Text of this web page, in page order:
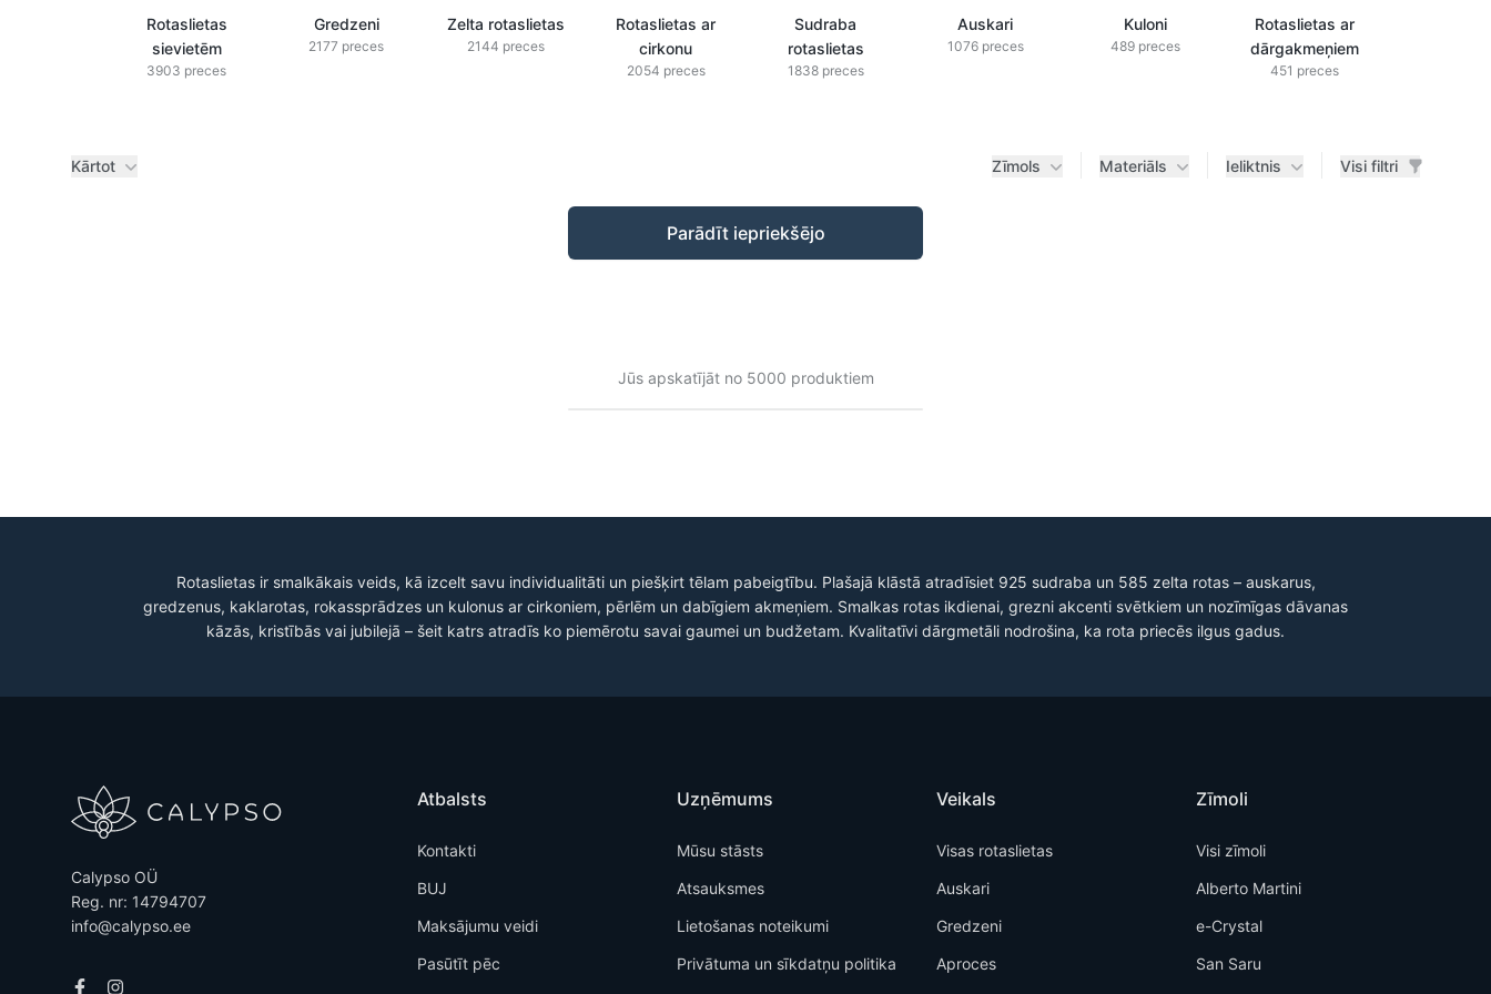
Rotaslietas
sievietēm
3903 preces
Gredzeni
2177 preces
Zelta rotaslietas
2144 preces
Rotaslietas ar
cirkonu
2054 preces
Sudraba
rotaslietas
1838 preces
Auskari
1076 preces
Kuloni
489 preces
Rotaslietas ar
dārgakmeņiem
451 preces
Rotaslietas ir smalkākais veids, kā izcelt savu individualitāti un piešķirt tēlam pabeigtību. Plašajā klāstā atradīsiet 925 sudraba un 585 zelta rotas – auskarus,
gredzenus, kaklarotas, rokassprādzes un kulonus ar cirkoniem, pērlēm un dabīgiem akmeņiem. Smalkas rotas ikdienai, grezni akcenti svētkiem un nozīmīgas dāvanas
kāzās, kristībās vai jubilejā – šeit katrs atradīs ko piemērotu savai gaumei un budžetam. Kvalitatīvi dārgmetāli nodrošina, ka rota priecēs ilgus gadus.
Kārtot Zīmols Materiāls Ieliktnis Visi filtri
Parādīt iepriekšējo
Jūs apskatījāt no 5000 produktiem
Calypso OÜ
Reg. nr: 14794707
info@calypso.ee
Atbalsts
Kontakti
BUJ
Maksājumu veidi
Pasūtīt pēc
Uzņēmums
Mūsu stāsts
Atsauksmes
Lietošanas noteikumi
Privātuma un sīkdatņu politika
Veikals
Visas rotaslietas
Auskari
Gredzeni
Aproces
Zīmoli
Visi zīmoli
Alberto Martini
e-Crystal
San Saru